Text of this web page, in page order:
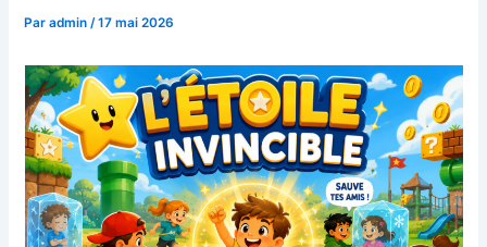
Paradmin/17 mai 2026